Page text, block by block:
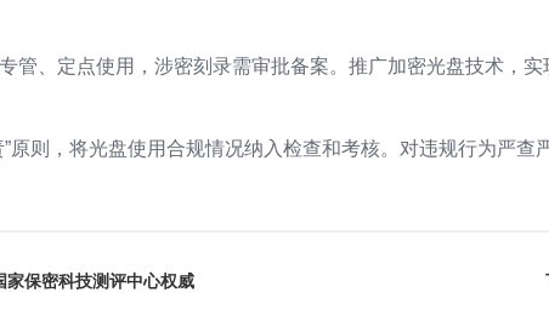
、定点使用，涉密刻录需审批备案。推广加密光盘技术，实
则，将光盘使用合规情况纳入检查和考核。对违规行为严查
保密科技测评中心权威